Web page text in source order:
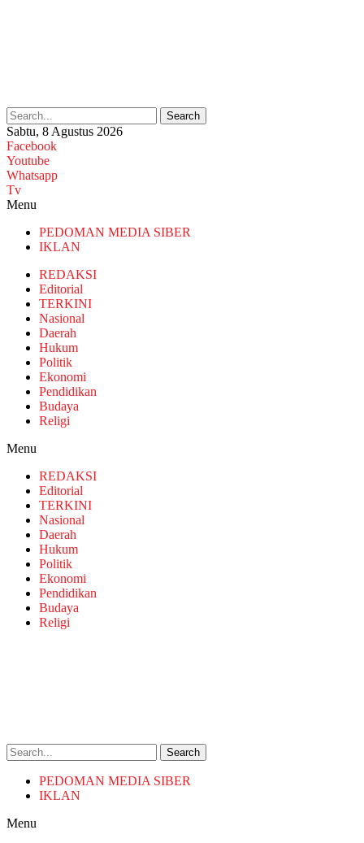
Search
Sabtu, 8 Agustus 2026
Facebook
Youtube
Whatsapp
Tv
Menu
PEDOMAN MEDIA SIBER
IKLAN
REDAKSI
Editorial
TERKINI
Nasional
Daerah
Hukum
Politik
Ekonomi
Pendidikan
Budaya
Religi
Menu
REDAKSI
Editorial
TERKINI
Nasional
Daerah
Hukum
Politik
Ekonomi
Pendidikan
Budaya
Religi
Search
PEDOMAN MEDIA SIBER
IKLAN
Menu